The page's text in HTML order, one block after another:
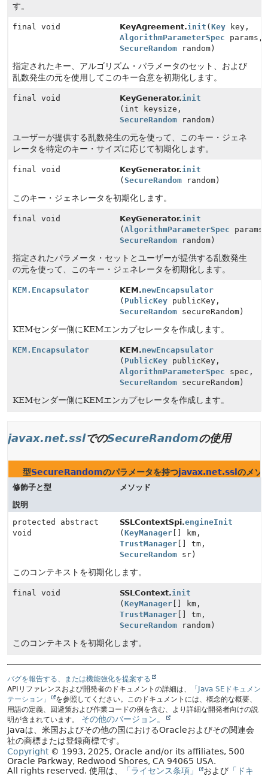
す。
final void KeyAgreement.init (Key key,
AlgorithmParameterSpec params,
SecureRandom random)
指定されたキー、アルゴリズム・パラメータのセット、および
乱数発生の元を使用してこのキー合意を初期化します。
final void KeyGenerator.init
(int keysize,
SecureRandom random)
ユーザーが提供する乱数発生の元を使って、このキー・ジェネ
レータを特定のキー・サイズに応じて初期化します。
final void KeyGenerator.init
(SecureRandom random)
このキー・ジェネレータを初期化します。
final void KeyGenerator.init
(AlgorithmParameterSpec params,
SecureRandom random)
指定されたパラメータ・セットとユーザーが提供する乱数発生
の元を使って、このキー・ジェネレータを初期化します。
KEM.Encapsulator KEM.newEncapsulator
( PublicKey publicKey,
SecureRandom secureRandom)
KEMセンダー側にKEMエンカプセレータを作成します。
KEM.Encapsulator KEM.newEncapsulator
( PublicKey publicKey,
AlgorithmParameterSpec spec,
SecureRandom secureRandom)
KEMセンダー側にKEMエンカプセレータを作成します。
javax.net.sslでのSecureRandomの使用
型SecureRandomのパラメータを持つjavax.net.ssl のメソ
修飾子と型
メソッド
説明
protected abstract
void
SSLContextSpi.engineInit
(KeyManager [] km,
TrustManager [] tm,
SecureRandom sr)
このコンテキストを初期化します。
final void SSLContext.init
(KeyManager [] km,
TrustManager [] tm,
SecureRandom random)
このコンテキストを初期化します。
バグを報告する、または機能強化を提案する
APIリファレンスおよび開発者のドキュメントの詳細は、
「Java SEドキュメン
テーション」
を参照してください。このドキュメントには、概念的な概要、
用語の定義、回避策および作業コードの例を含む、より詳細な開発者向けの説
明が含まれています。
その他のバージョン。
Javaは、米国およびその他の国におけるOracleおよびその関連会
社の商標または登録商標です。
Copyright© 1993, 2025, Oracle and/or its affiliates, 500
Oracle Parkway, Redwood Shores, CA 94065 USA.
All rights reserved. 使用は、 「ライセンス条項」 および 「ドキ